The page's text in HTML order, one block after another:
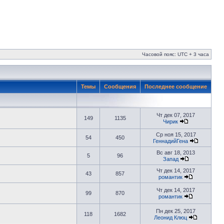
Часовой пояс: UTC + 3 часа
Темы Сообщения Последнее сообщение
149 1135
Чт дек 07, 2017
Чирик
54 450
Ср ноя 15, 2017
ГеннадийГена
5 96
Вс авг 18, 2013
Запад
43 857
Чт дек 14, 2017
романтик
99 870
Чт дек 14, 2017
романтик
118 1682
Пн дек 25, 2017
Леонид Клюц